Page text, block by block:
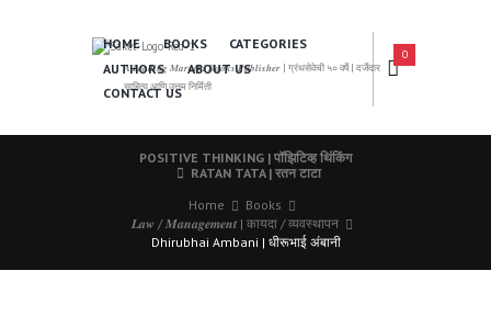
𝑨 𝑳𝒆𝒂𝒅𝒊𝒏𝒈 𝑴𝒂𝒓𝒂𝒕𝒉𝒊 𝑩𝒐𝒐𝒌𝒔 𝑷𝒖𝒃𝒍𝒊𝒔𝒉𝒆𝒓 | ग्रंथसेवेची ५० वर्षे | दर्जेदार
साहित्य आणि उत्तम निर्मिती
HOME BOOKS
CATEGORIES
AUTHORS
ABOUT US
CONTACT US
0
POSITIVE THINKING | पॉझिटिव्ह थिंकिंग
RATAN TATA | रतन टाटा
Home
Books
𝑳𝒂𝒘 / 𝑴𝒂𝒏𝒂𝒈𝒆𝒎𝒆𝒏𝒕 | कायदा / व्यवस्थापन
Dhirubhai Ambani | धीरूभाई अंबानी